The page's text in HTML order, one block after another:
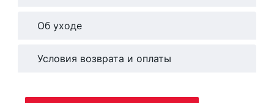
Об уходе
Условия возврата и оплаты